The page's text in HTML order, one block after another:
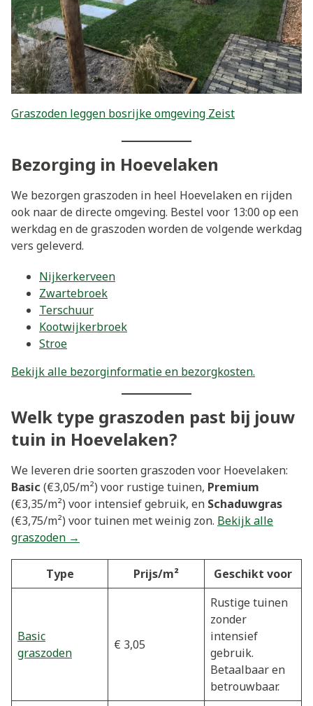
Graszoden leggen bosrijke omgeving Zeist
Bezorging in Hoevelaken
We bezorgen graszoden in heel Hoevelaken en rijden
ook naar de directe omgeving. Bestel voor 13:00 op een
werkdag en de graszoden worden de volgende werkdag
vers geleverd.
Nijkerkerveen
Zwartebroek
Terschuur
Kootwijkerbroek
Stroe
Bekijk alle bezorginformatie en bezorgkosten.
Welk type graszoden past bij jouw
tuin in Hoevelaken?
We leveren drie soorten graszoden voor Hoevelaken:
Basic (€3,05/m²) voor rustige tuinen, Premium
(€3,35/m²) voor intensief gebruik, en Schaduwgras
(€3,75/m²) voor tuinen met weinig zon. Bekijk alle
graszoden →
Type Prijs/m² Geschikt voor
Basic
graszoden
€ 3,05
Rustige tuinen
zonder
intensief
gebruik.
Betaalbaar en
betrouwbaar.